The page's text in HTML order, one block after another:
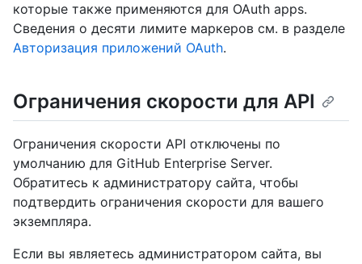
которые также применяются для OAuth apps.
Сведения о десяти лимите маркеров см. в разделе
Авторизация приложений OAuth.
Ограничения скорости для API
Ограничения скорости API отключены по
умолчанию для GitHub Enterprise Server.
Обратитесь к администратору сайта, чтобы
подтвердить ограничения скорости для вашего
экземпляра.
Если вы являетесь администратором сайта, вы